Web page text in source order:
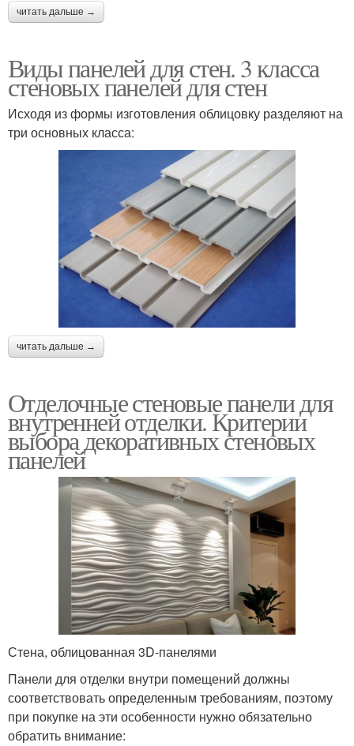
читать дальше →
Виды панелей для стен. 3 класса
стеновых панелей для стен
Исходя из формы изготовления облицовку разделяют на
три основных класса:
читать дальше →
Отделочные стеновые панели для
внутренней отделки. Критерии
выбора декоративных стеновых
панелей
Стена, облицованная 3D-панелями
Панели для отделки внутри помещений должны
соответствовать определенным требованиям, поэтому
при покупке на эти особенности нужно обязательно
обратить внимание: